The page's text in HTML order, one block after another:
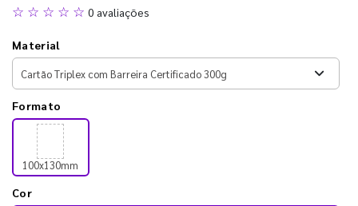
☆ ☆ ☆ ☆ ☆ 0 avaliações
Material
Formato
100x130mm
Cor